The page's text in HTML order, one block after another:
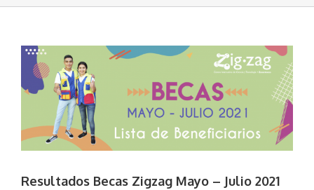
View
Larger
Image
Resultados Becas Zigzag Mayo – Julio 2021